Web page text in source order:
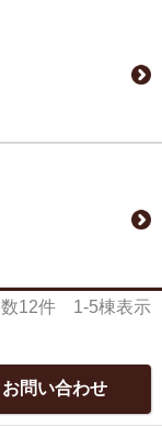
12件 1-5棟表示
お問い合わせ